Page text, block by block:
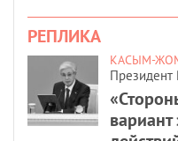
РЕПЛИКА
КАСЫМ-
Президент